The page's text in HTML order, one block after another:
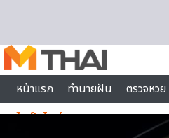
หน้าแรก
ทำนายฝัน ตรวจหวย
ไลฟ์สไตล์